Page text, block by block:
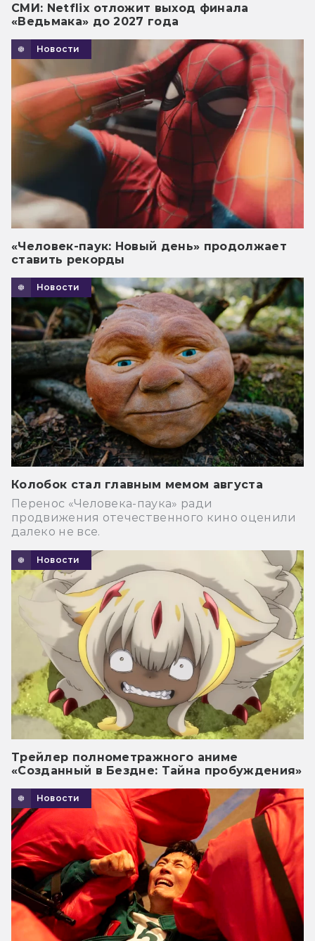
СМИ: Netflix отложит выход финала
«Ведьмака» до 2027 года
Новости
«Человек-паук: Новый день» продолжает
ставить рекорды
Новости
Колобок стал главным мемом августа
Перенос «Человека-паука» ради
продвижения отечественного кино оценили
далеко не все.
Новости
Трейлер полнометражного аниме
«Созданный в Бездне: Тайна пробуждения»
Новости